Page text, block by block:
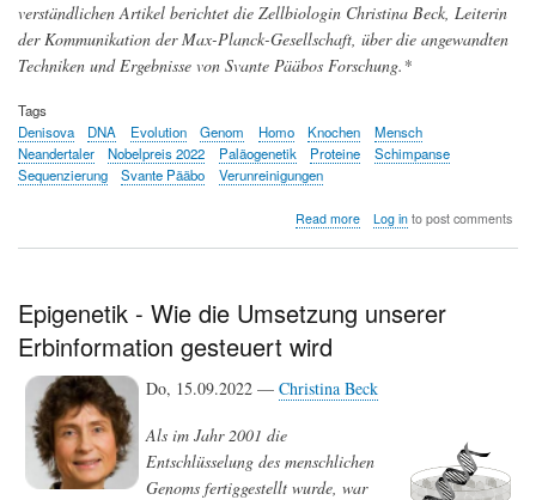
verständlichen Artikel berichtet die Zellbiologin Christina Beck, Leiterin
der Kommunikation der Max-Planck-Gesellschaft, über die angewandten
Techniken und Ergebnisse von Svante Pääbos Forschung.*
Tags
Denisova
DNA Evolution Genom Homo Knochen
Mensch
Neandertaler
Nobelpreis 2022 Paläogenetik Proteine
Schimpanse
Sequenzierung
Svante Pääbo Verunreinigungen
Read moreabout
für
Untersuchungen
zur
Menschen
Log into post comments
Epigenetik - Wie die Umsetzung unserer
Erbinformation gesteuert wird
Do, 15.09.2022 — Christina Beck
Als im Jahr 2001 die
Entschlüsselung des menschlichen
Genoms fertiggestellt wurde, war